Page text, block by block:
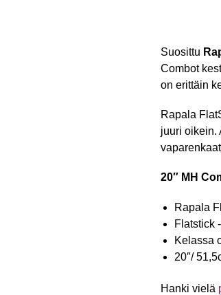
Suosittu
Combot
on erittäin
Rapala
juuri oikein.
20″ MH
Rapala
Flatstick
Kelassa
20″/
Hanki vielä